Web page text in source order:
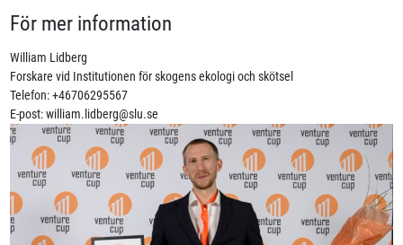
För mer information
William Lidberg
Forskare vid Institutionen för skogens ekologi och skötsel
Telefon: +46706295567
E-post: william.lidberg@slu.se